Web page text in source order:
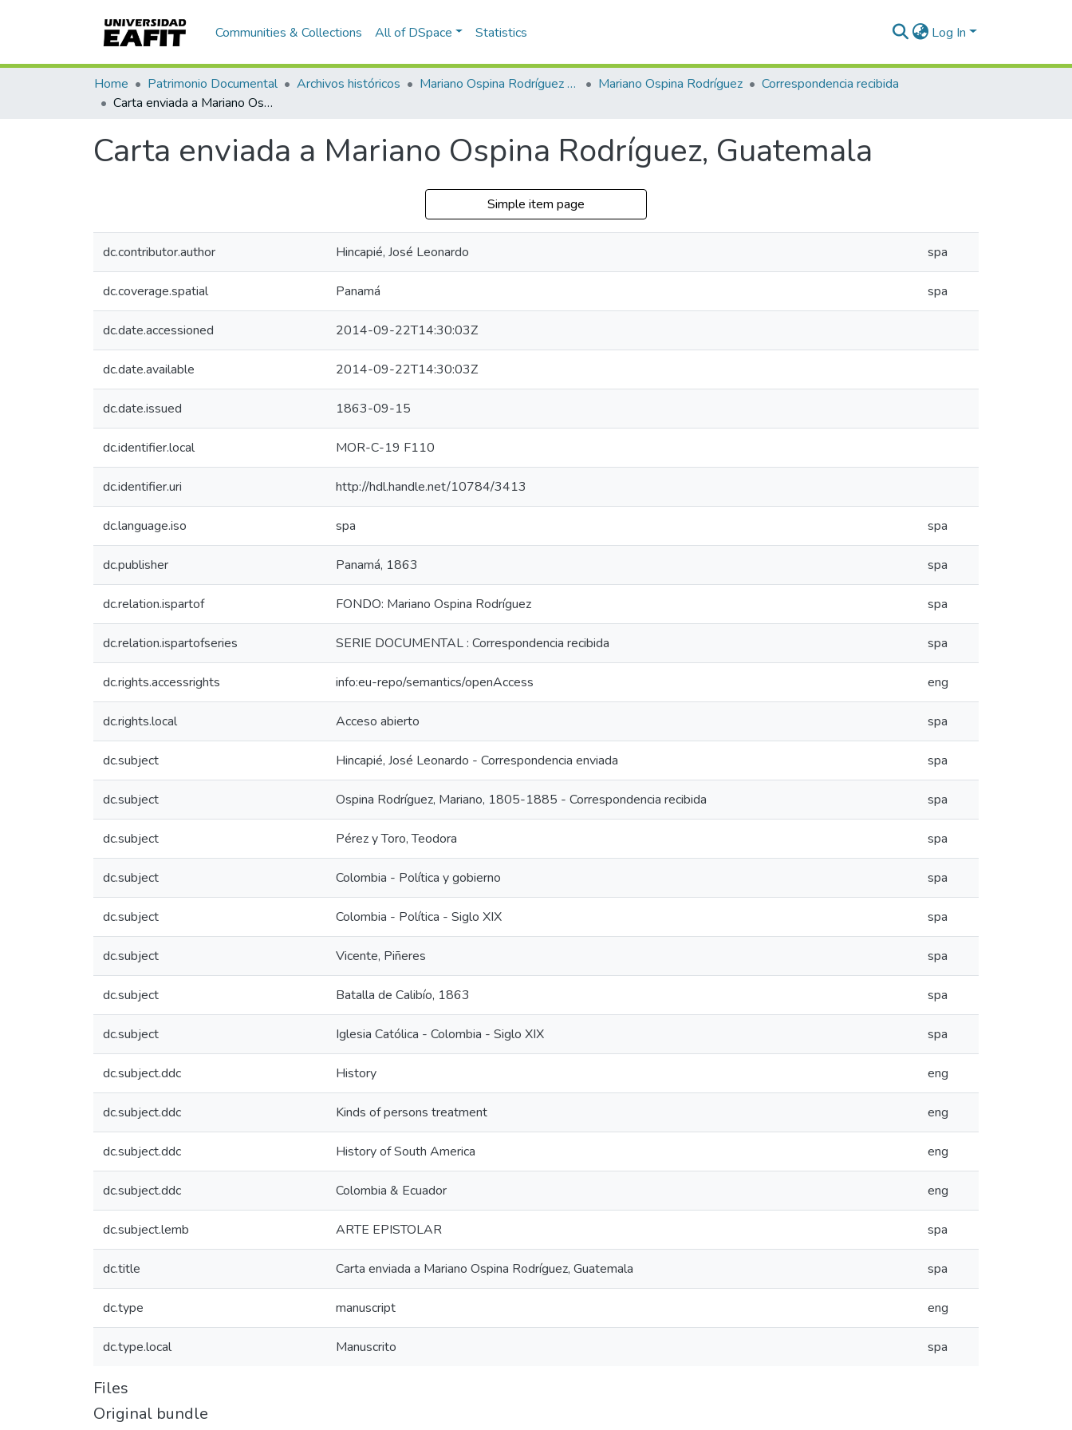
Communities & Collections All of DSpace Statistics Log In
Home Patrimonio Documental Archivos históricos Mariano Ospina Rodríguez (1826 -1912) Mariano Ospina Rodríguez
Correspondencia recibida
Carta enviada a Mariano Ospina Rodríguez, Guatemala
Carta enviada a Mariano Ospina Rodríguez, Guatemala
Simple item page
dc.contributor.author Hincapié, José Leonardo spa
dc.coverage.spatial Panamá spa
dc.date.accessioned 2014-09-22T14:30:03Z
dc.date.available 2014-09-22T14:30:03Z
dc.date.issued 1863-09-15
dc.identifier.local MOR-C-19 F110
dc.identifier.uri http://hdl.handle.net/10784/3413
dc.language.iso spa spa
dc.publisher Panamá, 1863 spa
dc.relation.ispartof FONDO: Mariano Ospina Rodríguez spa
dc.relation.ispartofseries SERIE DOCUMENTAL : Correspondencia recibida spa
dc.rights.accessrights info:eu-repo/semantics/openAccess eng
dc.rights.local Acceso abierto spa
dc.subject Hincapié, José Leonardo - Correspondencia enviada spa
dc.subject Ospina Rodríguez, Mariano, 1805-1885 - Correspondencia recibida spa
dc.subject Pérez y Toro, Teodora spa
dc.subject Colombia - Política y gobierno spa
dc.subject Colombia - Política - Siglo XIX spa
dc.subject Vicente, Piñeres spa
dc.subject Batalla de Calibío, 1863 spa
dc.subject Iglesia Católica - Colombia - Siglo XIX spa
dc.subject.ddc History eng
dc.subject.ddc Kinds of persons treatment eng
dc.subject.ddc History of South America eng
dc.subject.ddc Colombia & Ecuador eng
dc.subject.lemb ARTE EPISTOLAR spa
dc.title Carta enviada a Mariano Ospina Rodríguez, Guatemala spa
dc.type manuscript eng
dc.type.local Manuscrito spa
Files
Original bundle